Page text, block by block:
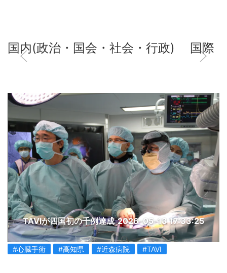
国内(政治・国会・社会・行政) 国際
TAVIが四国初の千例達成 2026-05-13 17:33:25
#心臓手術 #高知県 #近森病院 #TAVI